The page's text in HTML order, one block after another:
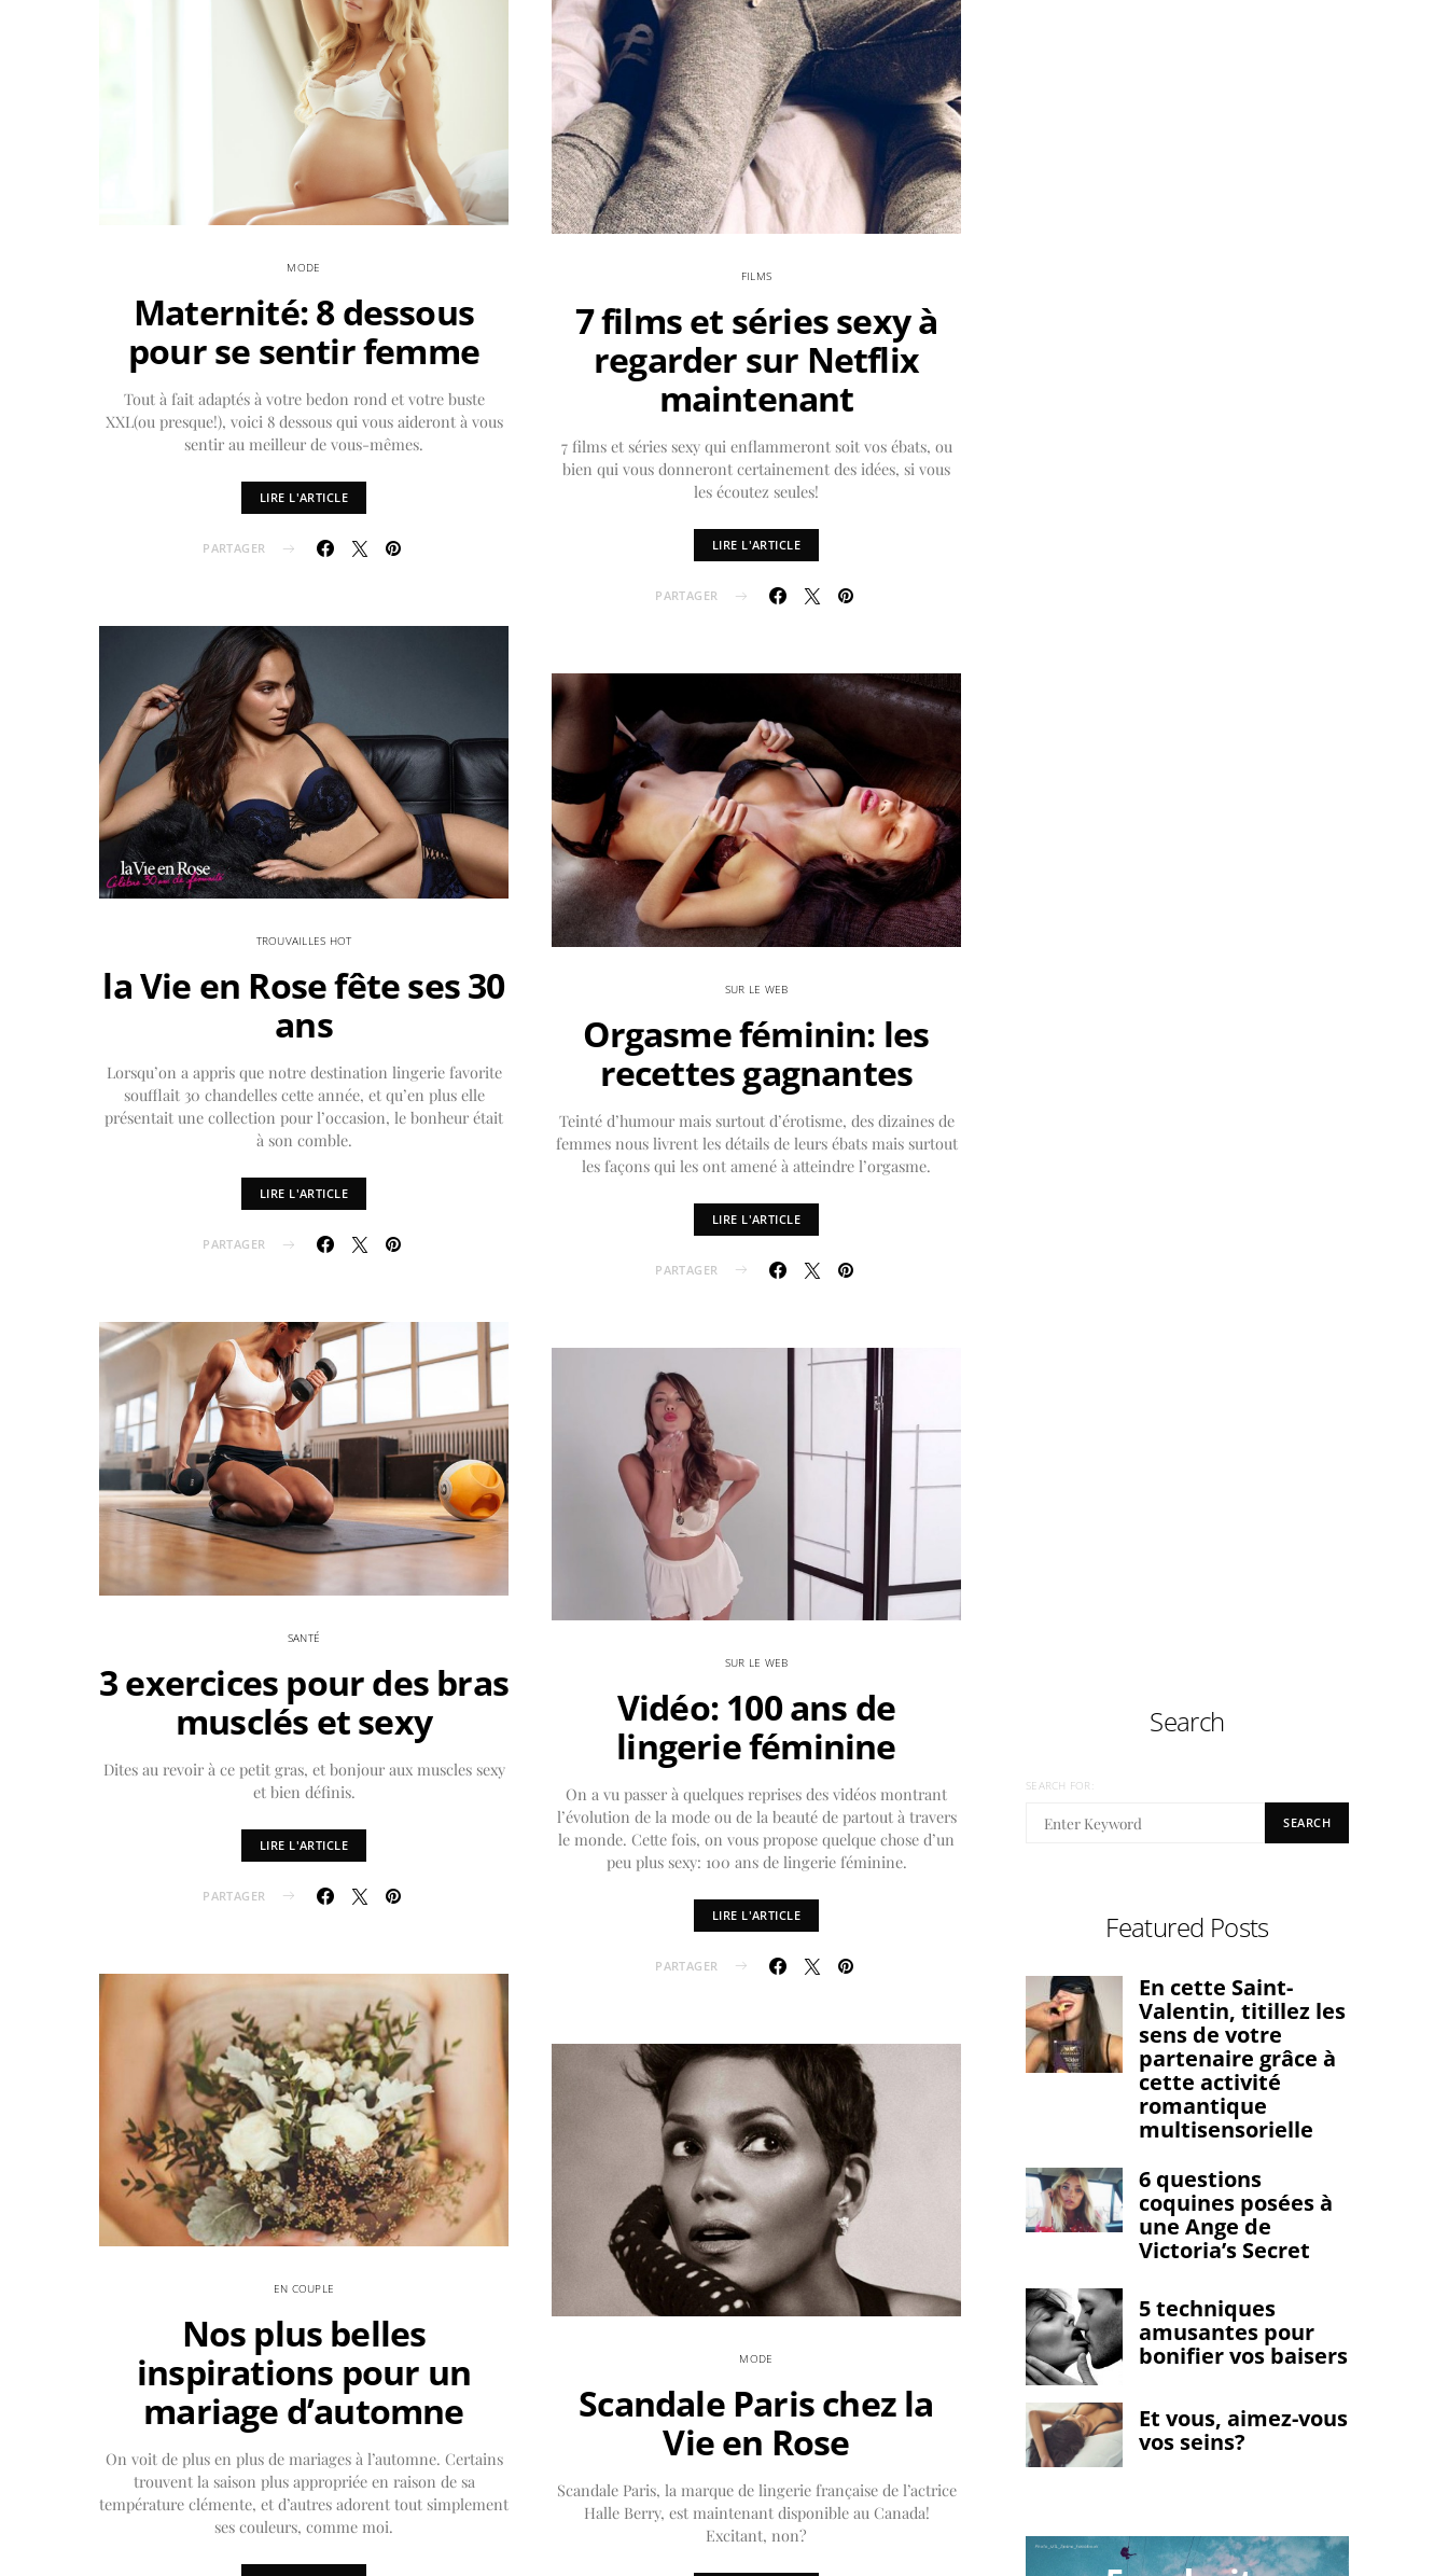
MODE
Maternité: 8 dessous
pour se sentir femme
Tout à fait adaptés à votre bedon rond et votre buste
XXL(ou presque!), voici 8 dessous qui vous aideront à vous
sentir au meilleur de vous-mêmes.
LIRE L'ARTICLE
PARTAGER
TROUVAILLES HOT
la Vie en Rose fête ses 30
ans
Lorsqu’on a appris que notre destination lingerie favorite
soufflait 30 chandelles cette année, et qu’en plus elle
présentait une collection pour l’occasion, le bonheur était
à son comble.
LIRE L'ARTICLE
PARTAGER
SANTÉ
3 exercices pour des bras
musclés et sexy
Dites au revoir à ce petit gras, et bonjour aux muscles sexy
et bien définis.
LIRE L'ARTICLE
PARTAGER
EN COUPLE
Nos plus belles
inspirations pour un
mariage d’automne
On voit de plus en plus de mariages à l’automne. Certains
trouvent la saison plus appropriée en raison de sa
température clémente, et d’autres adorent tout simplement
ses couleurs, comme moi.
FILMS
7 films et séries sexy à
regarder sur Netflix
maintenant
7 films et séries sexy qui enflammeront soit vos ébats, ou
bien qui vous donneront certainement des idées, si vous
les écoutez seules!
LIRE L'ARTICLE
PARTAGER
SUR LE WEB
Orgasme féminin: les
recettes gagnantes
Teinté d’humour mais surtout d’érotisme, des dizaines de
femmes nous livrent les détails de leurs ébats mais surtout
les façons qui les ont amené à atteindre l’orgasme.
LIRE L'ARTICLE
PARTAGER
SUR LE WEB
Vidéo: 100 ans de
lingerie féminine
On a vu passer à quelques reprises des vidéos montrant
l’évolution de la mode ou de la beauté de partout à travers
le monde. Cette fois, on vous propose quelque chose d’un
peu plus sexy: 100 ans de lingerie féminine.
LIRE L'ARTICLE
PARTAGER
MODE
Scandale Paris chez la
Vie en Rose
Scandale Paris, la marque de lingerie française de l’actrice
Halle Berry, est maintenant disponible au Canada!
Excitant, non?
Search
SEARCH FOR:
SEARCH
Featured Posts
En cette Saint-
Valentin, titillez les
sens de votre
partenaire grâce à
cette activité
romantique
multisensorielle
6 questions
coquines posées à
une Ange de
Victoria’s Secret
5 techniques
amusantes pour
bonifier vos baisers
Et vous, aimez-vous
vos seins?